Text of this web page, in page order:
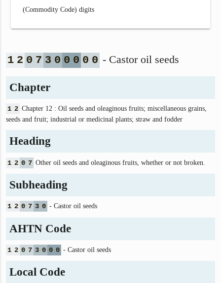
(Commodity Code) digits
1 2 0 7 3 0 0 0 0 0 - Castor oil seeds
Chapter
1 2 Chapter 12 : Oil seeds and oleaginous fruits; miscellaneous grains,
seeds and fruit; industrial or medicinal plants; straw and fodder
Heading
1 2 0 7 Other oil seeds and oleaginous fruits, whether or not broken.
Subheading
1 2 0 7 3 0 - Castor oil seeds
AHTN Code
1 2 0 7 3 0 0 0 - Castor oil seeds
Local Code